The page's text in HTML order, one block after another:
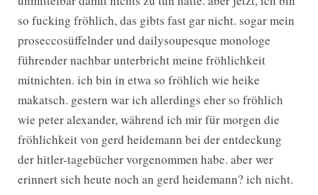
so fucking fröhlich, das gibts fast gar nicht. sogar mein
proseccosüffelnder und dailysoupesque monologe
führender nachbar unterbricht meine fröhlichkeit
mitnichten. ich bin in etwa so fröhlich wie heike
makatsch. gestern war ich allerdings eher so fröhlich
wie peter alexander, während ich mir für morgen die
fröhlichkeit von gerd heidemann bei der entdeckung
der hitler-tagebücher vorgenommen habe. aber wer
erinnert sich heute noch an gerd heidemann? ich nicht.